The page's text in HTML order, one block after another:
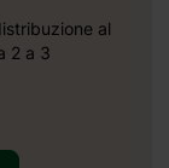
al
2 a 3